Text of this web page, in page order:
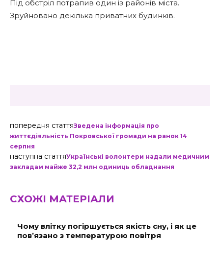
Під обстріл потрапив один із районів міста.
Зруйновано декілька приватних будинків.
попередня статтяЗведена інформація про
життєдіяльність Покровської громади на ранок 14
серпня
наступна статтяУкраїнські волонтери надали медичним
закладам майже 32,2 млн одиниць обладнання
СХОЖІ МАТЕРІАЛИ
Чому влітку погіршується якість сну, і як це
пов’язано з температурою повітря